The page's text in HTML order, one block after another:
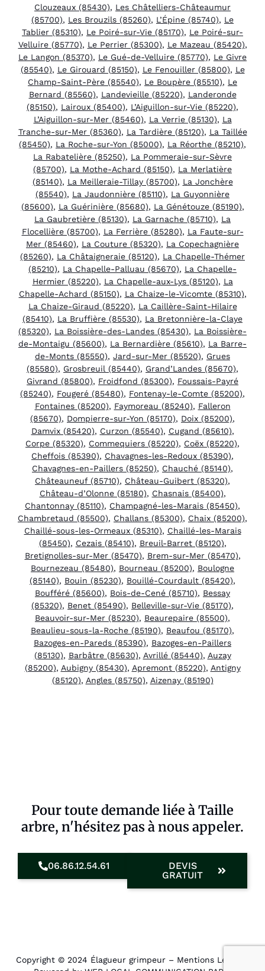
Clouzeaux (85430), Les Châtelliers-Châteaumur
(85700), Les Brouzils (85260), L’Épine (85740), Le
Tablier (85310), Le Poiré-sur-Vie (85170), Le Poiré-sur-
Velluire (85770), Le Perrier (85300), Le Mazeau (85420),
Le Langon (85370), Le Gué-de-Velluire (85770), Le Givre
(85540), Le Girouard (85150), Le Fenouiller (85800), Le
Champ-Saint-Père (85540), Le Boupère (85510), Le
Bernard (85560), Landevieille (85220), Landeronde
(85150), Lairoux (85400), L’Aiguillon-sur-Vie (85220),
L’Aiguillon-sur-Mer (85460), La Verrie (85130), La
Tranche-sur-Mer (85360), La Tardière (85120), La Taillée
(85450), La Roche-sur-Yon (85000), La Réorthe (85210),
La Rabatelière (85250), La Pommeraie-sur-Sèvre
(85700), La Mothe-Achard (85150), La Merlatière
(85140), La Meilleraie-Tillay (85700), La Jonchère
(85540), La Jaudonnière (85110), La Guyonnière
(85600), La Guérinière (85680), La Génétouze (85190),
La Gaubretière (85130), La Garnache (85710), La
Flocellière (85700), La Ferrière (85280), La Faute-sur-
Mer (85460), La Couture (85320), La Copechagnière
(85260), La Châtaigneraie (85120), La Chapelle-Thémer
(85210), La Chapelle-Palluau (85670), La Chapelle-
Hermier (85220), La Chapelle-aux-Lys (85120), La
Chapelle-Achard (85150), La Chaize-le-Vicomte (85310),
La Chaize-Giraud (85220), La Caillère-Saint-Hilaire
(85410), La Bruffière (85530), La Bretonnière-la-Claye
(85320), La Boissière-des-Landes (85430), La Boissière-
de-Montaigu (85600), La Bernardière (85610), La Barre-
de-Monts (85550), Jard-sur-Mer (85520), Grues
(85580), Grosbreuil (85440), Grand’Landes (85670),
Givrand (85800), Froidfond (85300), Foussais-Payré
(85240), Fougeré (85480), Fontenay-le-Comte (85200),
Fontaines (85200), Faymoreau (85240), Falleron
(85670), Dompierre-sur-Yon (85170), Doix (85200),
Damvix (85420), Curzon (85540), Cugand (85610),
Corpe (85320), Commequiers (85220), Coëx (85220),
Cheffois (85390), Chavagnes-les-Redoux (85390),
Chavagnes-en-Paillers (85250), Chauché (85140),
Châteauneuf (85710), Château-Guibert (85320),
Château-d’Olonne (85180), Chasnais (85400),
Chantonnay (85110), Champagné-les-Marais (85450),
Chambretaud (85500), Challans (85300), Chaix (85200),
Chaillé-sous-les-Ormeaux (85310), Chaillé-les-Marais
(85450), Cezais (85410), Breuil-Barret (85120),
Bretignolles-sur-Mer (85470), Brem-sur-Mer (85470),
Bournezeau (85480), Bourneau (85200), Boulogne
(85140), Bouin (85230), Bouillé-Courdault (85420),
Boufféré (85600), Bois-de-Cené (85710), Bessay
(85320), Benet (85490), Belleville-sur-Vie (85170),
Beauvoir-sur-Mer (85230), Beaurepaire (85500),
Beaulieu-sous-la-Roche (85190), Beaufou (85170),
Bazoges-en-Pareds (85390), Bazoges-en-Paillers
(85130), Barbâtre (85630), Avrillé (85440), Auzay
(85200), Aubigny (85430), Apremont (85220), Antigny
(85120), Angles (85750), Aizenay (85190)
Pour toute demande liée à Taille
arbre, n'hésitez pas à nous appeler.
06.86.12.54.61
DEVIS
GRATUIT
Copyright © 2024 Élagueur grimpeur – Mentions Légales